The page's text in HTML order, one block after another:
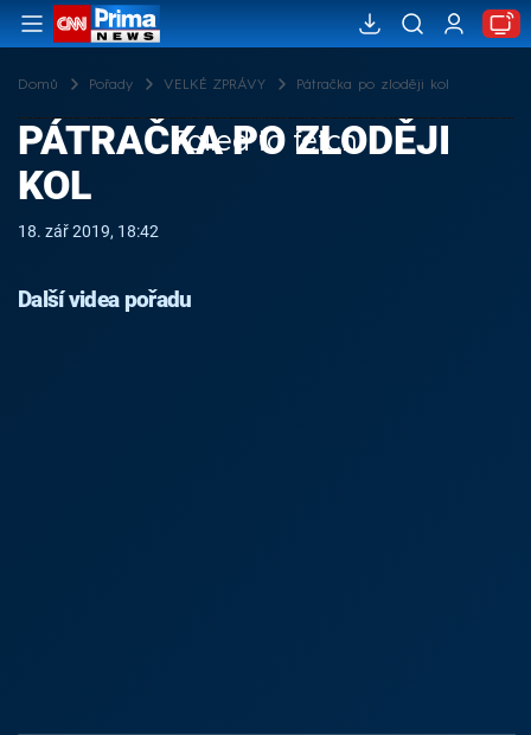
Domů Pořady VELKÉ ZPRÁVY Pátračka po zloději kol
Failed to fetch
PÁTRAČKA PO ZLODĚJI
KOL
18. zář 2019, 18:42
Další videa pořadu